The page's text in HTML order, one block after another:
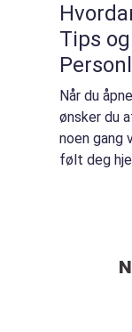
Tips
Når du
ønsker du
noen gang
følt deg